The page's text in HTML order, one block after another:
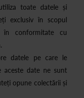
toate datele și
exclusiv în scopul
în conformitate cu
datele pe care le
aceste date ne sunt
opune colectării și